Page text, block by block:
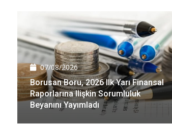
07/08/2026
Borusan Boru, 2026 Ilk Yarı Finansal
Raporlarına Ilişkin Sorumluluk
Beyanını Yayımladı